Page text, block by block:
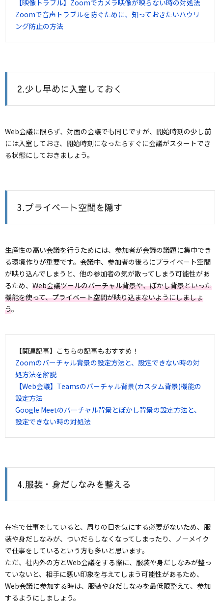
【映像トラブル】Zoomでカメラ映像が映らない時の対処法
Zoomで音声トラブルを防ぐために、知っておきたいハウリ
ング防止の方法
2.少し早めに入室しておく
Web会議に限らず、対面の会議でも同じですが、開始時刻の少し前
には入室しておき、開始時刻になったらすぐに会議がスタートでき
る状態にしておきましょう。
3.プライベート空間を隠す
生産性の高い会議を行うためには、参加者が会議の議題に集中でき
る環境作りが重要です。会議中、参加者の後ろにプライベート空間
が映り込んでしまうと、他の参加者の気が散ってしまう可能性があ
るため、 Web会議ツールのバーチャル背景や、ぼかし背景といった
機能を使って、プライベート空間が映り込まないようにしましょ
う。
【関連記事】こちらの記事もおすすめ！
Zoomのバーチャル背景の設定方法と、設定できない時の対
処方法を解説
【Web会議】Teamsのバーチャル背景(カスタム背景)機能の
設定方法
Google Meetのバーチャル背景とぼかし背景の設定方法と、
設定できない時の対処法
4.服装・身だしなみを整える
在宅で仕事をしていると、周りの目を気にする必要がないため、服
装や身だしなみが、ついだらしなくなってしまったり、ノーメイク
で仕事をしているという方も多いと思います。
ただ、社内外の方とWeb会議をする際に、服装や身だしなみが整っ
ていないと、相手に悪い印象を与えてしまう可能性があるため、
Web会議に参加する時は、服装や身だしなみを最低限整えて、参加
するようにしましょう。